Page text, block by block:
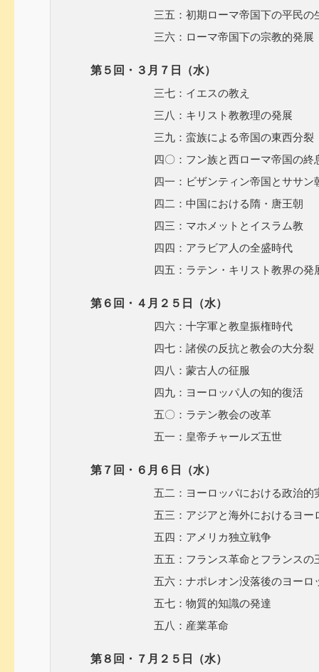
三五：初期ローマ帝国下の平民の
三六：ローマ帝国下の宗教的発展
第５回・３月７日（水）
三七：イエスの教え
三八：キリスト教教理の発展
三九：蛮族による帝国の東西分裂
四〇：フン族と西ローマ帝国の終
四一：ビザンティン帝国とササン
四二：中国における隋・唐王朝
四三：マホメットとイスラム教
四四：アラビア人の全盛時代
四五：ラテン・キリスト教界の発
第６回・４月２５日（水）
四六：十字軍と教皇振権時代
四七：諸侯の反抗と教会の大分裂
四八：蒙古人の征服
四九：ヨーロッパ人の知的復活
五〇：ラテン教会の改革
五一：皇帝チャールズ五世
第７回・６月６日（水）
五二：ヨーロッパにおける政治的実
五三：アジアと海外におけるヨーロ
五四：アメリカ独立戦争
五五：フランス革命とフランスの王
五六：ナポレオン没落後のヨーロッ
五七：物質的知識の発達
五八：産業革命
第８回・７月２５日（水）